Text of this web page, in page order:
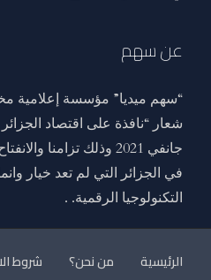
عن سهم
“سهم ميديا” مؤسسة إعلامية
جانفي 2021 وذلك تزامنا
في الجزائر التي لم تعد خيار
التكنولوجيا الرقمية. .
الرئيسية من نحن؟ شروط